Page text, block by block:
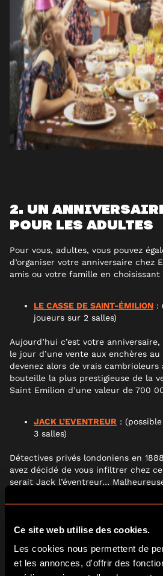
Ce site web utilise des cookies.
Les cookies nous permettent de
et les annonces, d'offrir des
2. UN
POUR LES ADULTES
Pour vous, adultes, vous pouvez
d’organiser votre anniversaire chez
amis ou votre famille en
LE CASSE DE SAINT-ÉMILION :
joueurs sur 2 salles)
Aujourd’hui c’est votre
le jour d’une vente aux enchères au
devenez alors de vrais
bouteille la plus prestigieuse de la
Saint Emilion d’une valeur de 700
JACK L’EVENTREUR :
3 salles)
Détectives privés londoniens en
avez décidé de vous infiltrer chez
serait Jack l’éventreur…
pièges de Jack afin de réussir à
ENFERME DANS LE PORT DE
jusqu’à 10 joueurs sur 2 salles)